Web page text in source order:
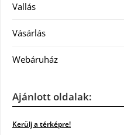
Vallás
Vásárlás
Webáruház
Ajánlott oldalak:
Kerülj a térképre!